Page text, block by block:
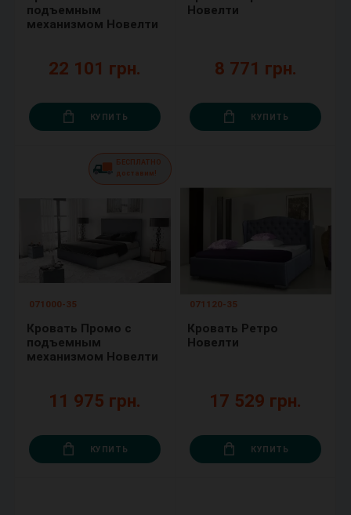
подъемным
механизмом Новелти
22 101 грн.
КУПИТЬ
Новелти
8 771 грн.
КУПИТЬ
БЕСПЛАТНО
доставим!
071000-35
Кровать Промо с
подъемным
механизмом Новелти
11 975 грн.
КУПИТЬ
071120-35
Кровать Ретро
Новелти
17 529 грн.
КУПИТЬ